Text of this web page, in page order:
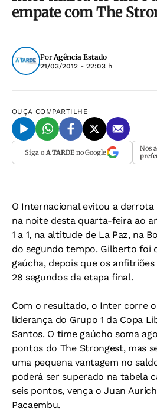
empate com The
PorAgência Estado
21/03/2012 - 22:03 h
OUÇA COMPARTILHE
Siga o A TARDEno Google Nos
O Internacional evitou a
na noite desta quarta-feira ao
1 a 1, na altitude de La Paz, na
do segundo tempo. Gilberto foi
gaúcha, depois que os
28 segundos da etapa final.
Com o resultado, o Inter corre
liderança do Grupo 1 da Copa
Santos. O time gaúcho soma
pontos do The Strongest, mas
uma pequena vantagem no
poderá ser superado na tabela
seis pontos, vença o Juan
Pacaembu.